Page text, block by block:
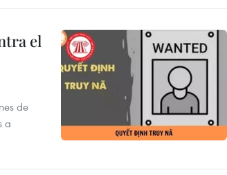
el
de
a